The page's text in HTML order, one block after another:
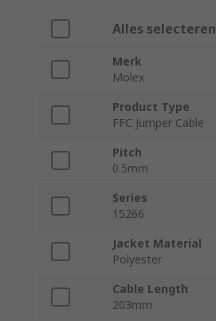
Alles selecteren
Merk
Molex
Product Type
FFC Jumper Cable
Pitch
0.5mm
Series
15266
Jacket Material
Polyester
Cable Length
203mm